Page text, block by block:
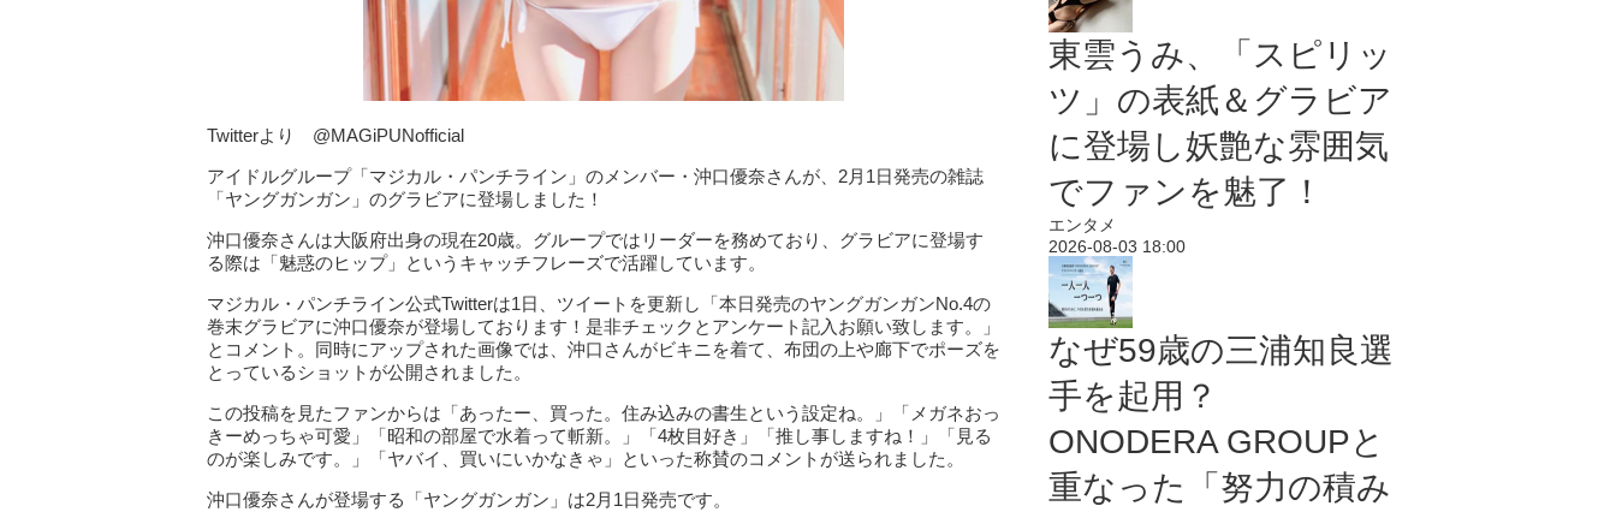
Twitterより @MAGiPUNofficial
アイドルグループ「マジカル・パンチライン」のメンバー・沖口優奈さんが、2月1日発売の雑誌
「ヤングガンガン」のグラビアに登場しました！
沖口優奈さんは大阪府出身の現在20歳。グループではリーダーを務めており、グラビアに登場す
る際は「魅惑のヒップ」というキャッチフレーズで活躍しています。
マジカル・パンチライン公式Twitterは1日、ツイートを更新し「本日発売のヤングガンガンNo.4の
巻末グラビアに沖口優奈が登場しております！是非チェックとアンケート記入お願い致します。」
とコメント。同時にアップされた画像では、沖口さんがビキニを着て、布団の上や廊下でポーズを
とっているショットが公開されました。
この投稿を見たファンからは「あったー、買った。住み込みの書生という設定ね。」「メガネおっ
きーめっちゃ可愛」「昭和の部屋で水着って斬新。」「4枚目好き」「推し事しますね！」「見る
のが楽しみです。」「ヤバイ、買いにいかなきゃ」といった称賛のコメントが送られました。
沖口優奈さんが登場する「ヤングガンガン」は2月1日発売です。
東雲うみ、「スピリッ
ツ」の表紙＆グラビア
に登場し妖艶な雰囲気
でファンを魅了！
エンタメ
2026-08-03 18:00
なぜ59歳の三浦知良選
手を起用？
ONODERA GROUPと
重なった「努力の積み